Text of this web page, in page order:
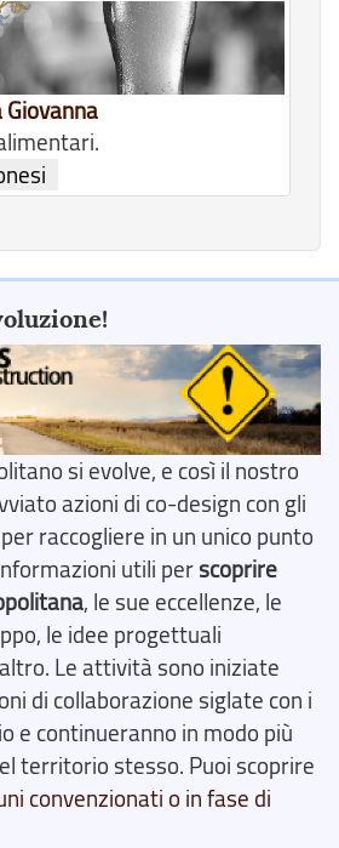
si evolve, e così il nostro
azioni di co-design con gli
raccogliere in un unico punto
utili perscoprire
, le sue eccellenze, le
le idee progettuali
Le attività sono iniziate
di collaborazione siglate con i
e continueranno in modo più
territorio stesso. Puoi scoprire
convenzionati o in fase di